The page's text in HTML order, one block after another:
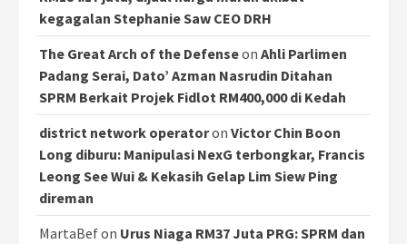
kegagalan Stephanie Saw CEO DRH
The Great Arch of the Defenseon Ahli Parlimen
Padang Serai, Dato’ Azman Nasrudin Ditahan
SPRM Berkait Projek Fidlot RM400,000 di Kedah
district network operatoron Victor Chin Boon
Long diburu: Manipulasi NexG terbongkar, Francis
Leong See Wui & Kekasih Gelap Lim Siew Ping
direman
MartaBefon Urus Niaga RM37 Juta PRG: SPRM dan